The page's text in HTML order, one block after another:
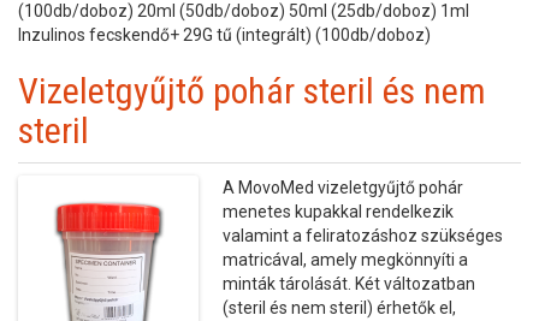
(100db/doboz) 20ml (50db/doboz) 50ml (25db/doboz) 1ml
Inzulinos fecskendő+ 29G tű (integrált) (100db/doboz)
Vizeletgyűjtő pohár steril és nem
steril
A MovoMed vizeletgyűjtő pohár
menetes kupakkal rendelkezik
valamint a feliratozáshoz szükséges
matricával, amely megkönnyíti a
minták tárolását. Két változatban
(steril és nem steril) érhetők el,